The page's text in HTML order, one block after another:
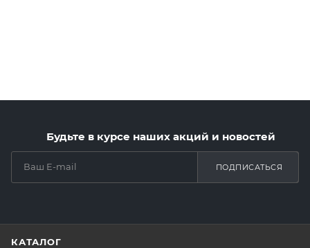
Будьте в курсе наших акций и новостей
ПОДПИСАТЬСЯ
КАТАЛОГ